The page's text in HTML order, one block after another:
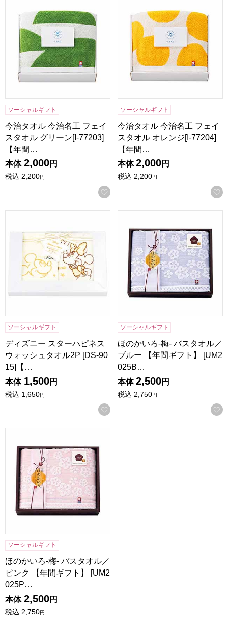
ソーシャルギフト
今治タオル 今治名工 フェイ
スタオル グリーン[I-77203]
【年間…
本体 2,000円
税込 2,200円
お気に入りに登録する
ソーシャルギフト
今治タオル 今治名工 フェイ
スタオル オレンジ[I-77204]
【年間…
本体 2,000円
税込 2,200円
ソーシャルギフト
ディズニー スターハピネス
ウォッシュタオル2P [DS-90
15]【…
本体 1,500円
税込 1,650円
お気に入りに登録する
ソーシャルギフト
ほのかいろ-梅- バスタオル／
ブルー 【年間ギフト】 [UM2
025B…
本体 2,500円
税込 2,750円
ソーシャルギフト
ほのかいろ-梅- バスタオル／
ピンク 【年間ギフト】 [UM2
025P…
本体 2,500円
税込 2,750円